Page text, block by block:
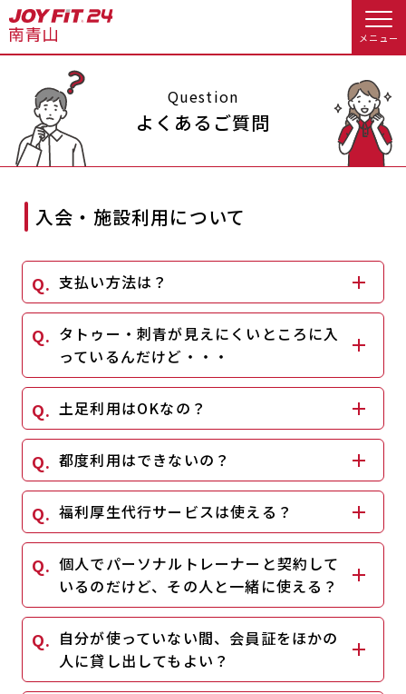
メニュー
店舗トップ
休会お手続き
アクセス 店舗情報・サービス
よくあるご質問 店舗へのお問い合わせ
入会するトップ
Appで入会手続き料金・サービス等詳しく見る
入会を悩まれている方へトップ
キャンペーン 料金のご案内
アクセス
見学・体験 入会方法
よくあるご質問 店舗へのお問い合わせ
JOYFIT総合トップ
JOYFIT24 JOYFIT YOGA
JOYFIT+
Question
よくあるご質問
入会・施設利用について
支払い方法は？
タトゥー・刺青が見えにくいところに入
っているんだけど・・・
土足利用はOKなの？
都度利用はできないの？
福利厚生代行サービスは使える？
個人でパーソナルトレーナーと契約して
いるのだけど、その人と一緒に使える？
自分が使っていない間、会員証をほかの
人に貸し出してもよい？